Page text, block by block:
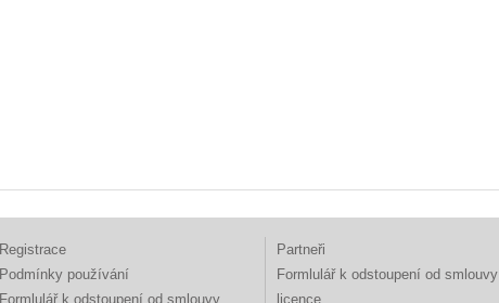
Registrace
Podmínky používání
Formlulář k odstoupení od smlouvy
Partneři
Formlulář k odstoupení od smlouvy
licence